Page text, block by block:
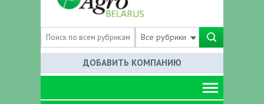
Все рубрики
ДОБАВИТЬ КОМПАНИЮ